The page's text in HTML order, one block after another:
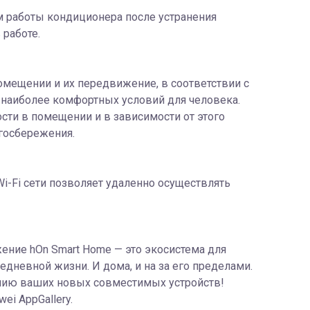
кондиционера после устранения
и их передвижение, в соответствии с
комфортных условий для человека.
в помещении и в зависимости от этого
сети позволяет удаленно осуществлять
hOn Smart Home — это экосистема для
жизни. И дома, и на за его пределами.
ваших новых совместимых устройств!
AppGallery.